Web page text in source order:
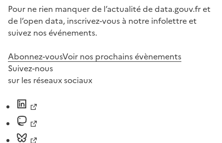
Pour ne rien manquer de l’actualité de data.gouv.fr et
de l’open data, inscrivez-vous à notre infolettre et
suivez nos événements.
Abonnez-vousVoir nos prochains évènements
Suivez-nous
sur les réseaux sociaux